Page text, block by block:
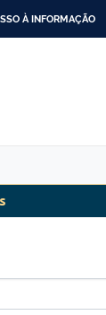
À INFORMAÇÃO